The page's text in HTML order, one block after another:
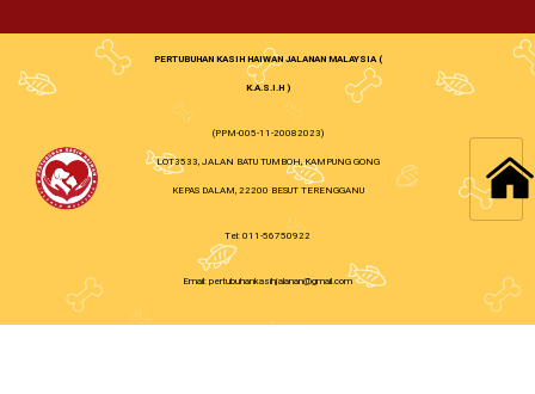
PERTUBUHAN KASIH HAIWAN JALANAN MALAYSIA (
K.A.S.I.H )
(PPM-005-11-20082023)
LOT3533, JALAN BATU TUMBOH, KAMPUNG GONG
KEPAS DALAM, 22200 BESUT TERENGGANU
Tel: 011-56750922
Email: pertubuhankasihjalanan@gmail.com